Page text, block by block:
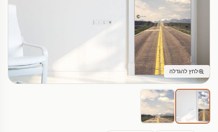
לחץ להגדלה